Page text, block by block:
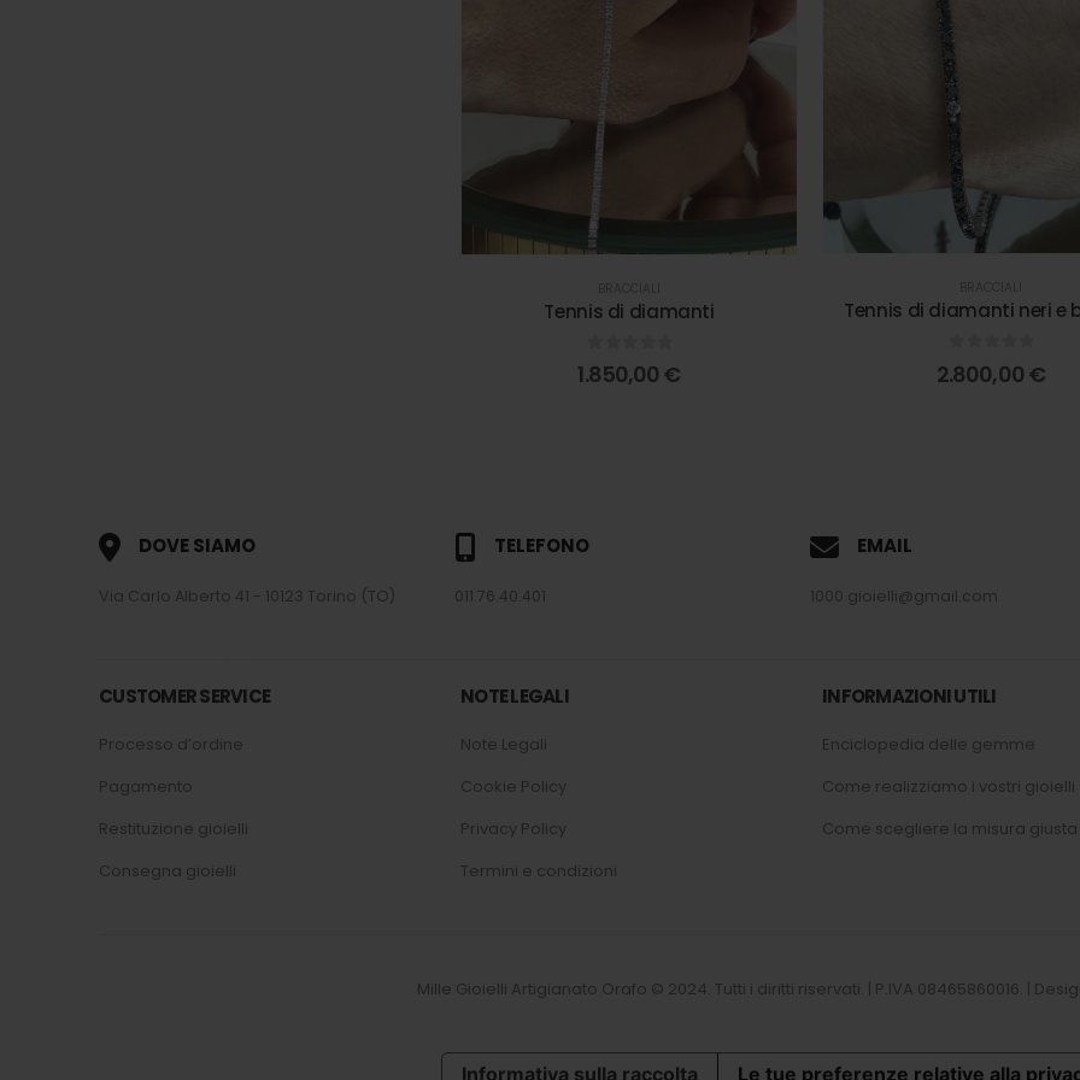
Tennis di diamanti
0 out of 5
1.850,00 €
Tennis di diamanti neri e
2.800,00 €
DOVE SIAMO
Via Carlo Alberto 41 - 10123 Torino (TO)
TELEFONO
011.76.40.401
EMAIL
1000.gioielli@gmail.com
CUSTOMER SERVICE
Processo d’ordine
Pagamento
Restituzione gioielli
Consegna gioielli
NOTE LEGALI
Note Legali
Cookie Policy
Privacy Policy
Termini e condizioni
INFORMAZIONI UTILI
Enciclopedia delle gemme
Come realizziamo i vostri gioielli
Come scegliere la misura giusta
Mille Gioielli Artigianato Orafo © 2024. Tutti i diritti riservati. | P.IVA 08465860016. |
Informativa sulla raccolta Le tue preferenze relative alla